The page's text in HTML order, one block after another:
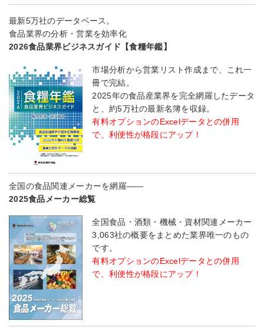
最新5万社のデータベース。
食品業界の分析・営業を効率化
2026食品業界ビジネスガイド【食糧年鑑】
市場分析から営業リスト作成まで、これ一
冊で完結。
2025年の食品産業界を完全網羅したデータ
と、約5万社の最新名簿を収録。
有料オプションのExcelデータとの併用
で、利便性が格段にアップ！
全国の食品関連メーカーを網羅――
2025食品メーカー総覧
全国食品・酒類・機械・資材関連メーカー
3,063社の概要をまとめた業界唯一のもの
です。
有料オプションのExcelデータとの併用
で、利便性が格段にアップ！